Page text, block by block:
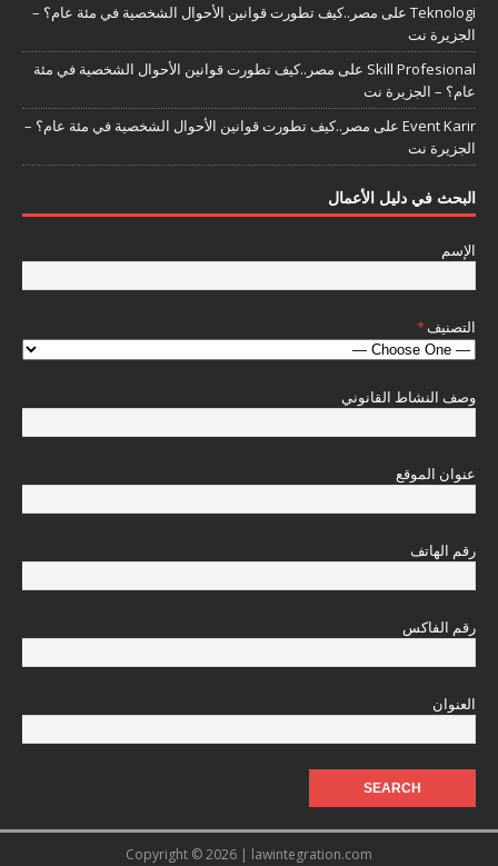
Teknologi على مصر..كيف تطورت قوانين الأحوال الشخصية في مئة عام؟ –
الجزيرة نت
Skill Profesional على مصر..كيف تطورت قوانين الأحوال الشخصية في مئة
عام؟ – الجزيرة نت
Event Karir على مصر..كيف تطورت قوانين الأحوال الشخصية في مئة عام؟ –
الجزيرة نت
البحث في دليل الأعمال
الإسم
التصنيف*
وصف النشاط القانوني
عنوان الموقع
رقم الهاتف
رقم الفاكس
العنوان
Copyright © 2026 | lawintegration.com